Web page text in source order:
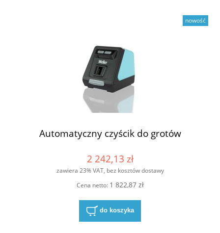
Automatyczny czyścik do grotów
2 242,13 zł
zawiera 23% VAT, bez kosztów dostawy
Cena netto: 1 822,87 zł
do koszyka
nowość